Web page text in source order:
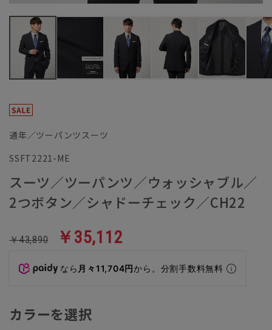
通年／ツーパンツスーツ
SSFT2221-ME
スーツ／ツーパンツ／ウォッシャブル／
2つボタン／シャドーチェック／CH22
￥43,890 ￥35,112
なら 月々11,704円から。分割手数料無料
カラーを選択